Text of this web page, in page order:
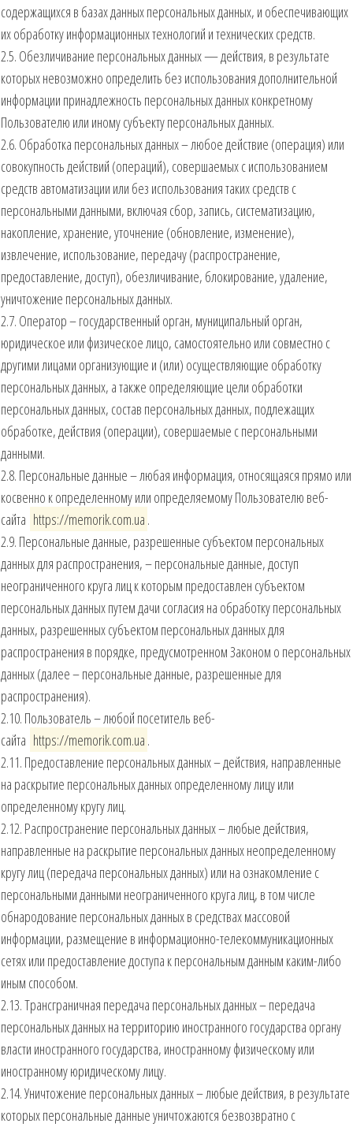
содержащихся в базах данных персональных данных, и обеспечивающих
их обработку информационных технологий и технических средств.
2.5. Обезличивание персональных данных — действия, в результате
которых невозможно определить без использования дополнительной
информации принадлежность персональных данных конкретному
Пользователю или иному субъекту персональных данных.
2.6. Обработка персональных данных – любое действие (операция) или
совокупность действий (операций), совершаемых с использованием
средств автоматизации или без использования таких средств с
персональными данными, включая сбор, запись, систематизацию,
накопление, хранение, уточнение (обновление, изменение),
извлечение, использование, передачу (распространение,
предоставление, доступ), обезличивание, блокирование, удаление,
уничтожение персональных данных.
2.7. Оператор – государственный орган, муниципальный орган,
юридическое или физическое лицо, самостоятельно или совместно с
другими лицами организующие и (или) осуществляющие обработку
персональных данных, а также определяющие цели обработки
персональных данных, состав персональных данных, подлежащих
обработке, действия (операции), совершаемые с персональными
данными.
2.8. Персональные данные – любая информация, относящаяся прямо или
косвенно к определенному или определяемому Пользователю веб-
сайта https://memorik.com.ua .
2.9. Персональные данные, разрешенные субъектом персональных
данных для распространения, – персональные данные, доступ
неограниченного круга лиц к которым предоставлен субъектом
персональных данных путем дачи согласия на обработку персональных
данных, разрешенных субъектом персональных данных для
распространения в порядке, предусмотренном Законом о персональных
данных (далее – персональные данные, разрешенные для
распространения).
2.10. Пользователь – любой посетитель веб-
сайта https://memorik.com.ua .
2.11. Предоставление персональных данных – действия, направленные
на раскрытие персональных данных определенному лицу или
определенному кругу лиц.
2.12. Распространение персональных данных – любые действия,
направленные на раскрытие персональных данных неопределенному
кругу лиц (передача персональных данных) или на ознакомление с
персональными данными неограниченного круга лиц, в том числе
обнародование персональных данных в средствах массовой
информации, размещение в информационно-телекоммуникационных
сетях или предоставление доступа к персональным данным каким-либо
иным способом.
2.13. Трансграничная передача персональных данных – передача
персональных данных на территорию иностранного государства органу
власти иностранного государства, иностранному физическому или
иностранному юридическому лицу.
2.14. Уничтожение персональных данных – любые действия, в результате
которых персональные данные уничтожаются безвозвратно с